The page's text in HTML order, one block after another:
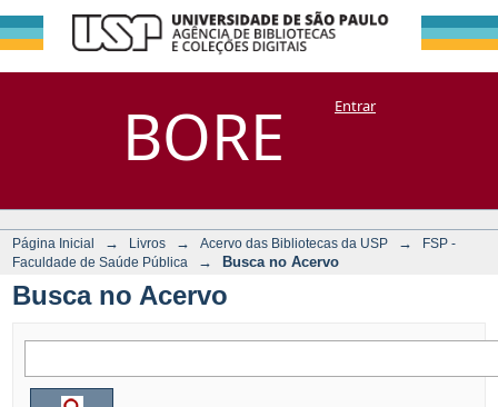
BORE
Busca no Acervo
DSpace/Manakin + CoriscoEntrar
Página Inicial → Livros → Acervo das Bibliotecas da USP →
FSP -
Faculdade de Saúde Pública
→ Busca no Acervo
Busca no Acervo